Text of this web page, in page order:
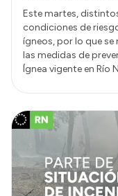
Este martes,
condiciones de
ígneos, por lo que
las medidas de
Ígnea vigente en Río